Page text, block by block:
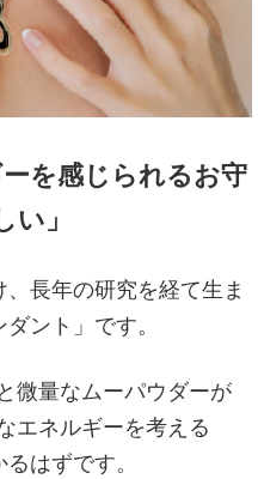
ーを感じられるお守
い」
長年の研究を経て生ま
ント」です。
微量なムーパウダーが
エネルギーを考える
はずです。